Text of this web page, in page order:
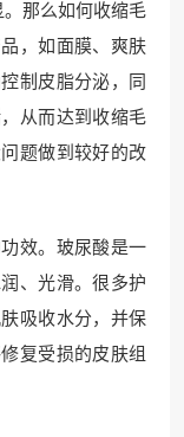
那么如何收缩毛
，如面膜、爽肤
制皮脂分泌，同
从而达到收缩毛
题做到较好的改
效。玻尿酸是一
、光滑。很多护
吸收水分，并保
复受损的皮肤组